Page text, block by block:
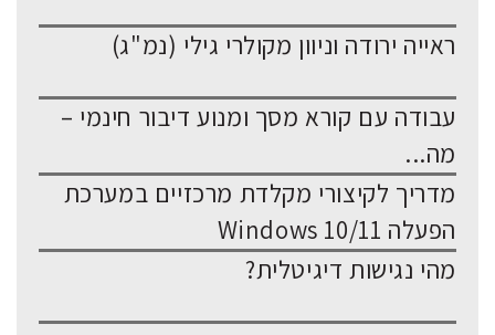
ראייה ירודה וניוון מקולרי גילי (נמ"ג)
עבודה עם קורא מסך ומנוע דיבור חינמי –
מה...
מדריך לקיצורי מקלדת מרכזיים במערכת
הפעלה Windows 10/11
מהי נגישות דיגיטלית?